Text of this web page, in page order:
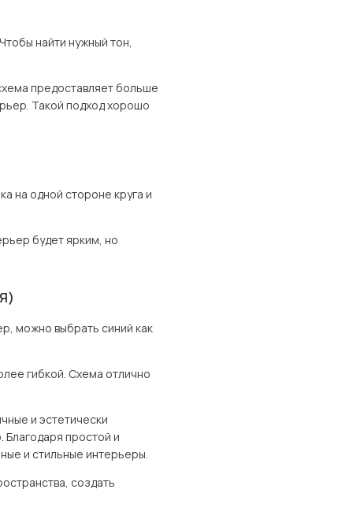
найти нужный тон,
предоставляет больше
Такой подход хорошо
на одной стороне круга и
будет ярким, но
можно выбрать синий как
гибкой. Схема отлично
и эстетически
Благодаря простой и
и стильные интерьеры.
создать